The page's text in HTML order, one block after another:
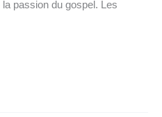
passion du gospel. Les